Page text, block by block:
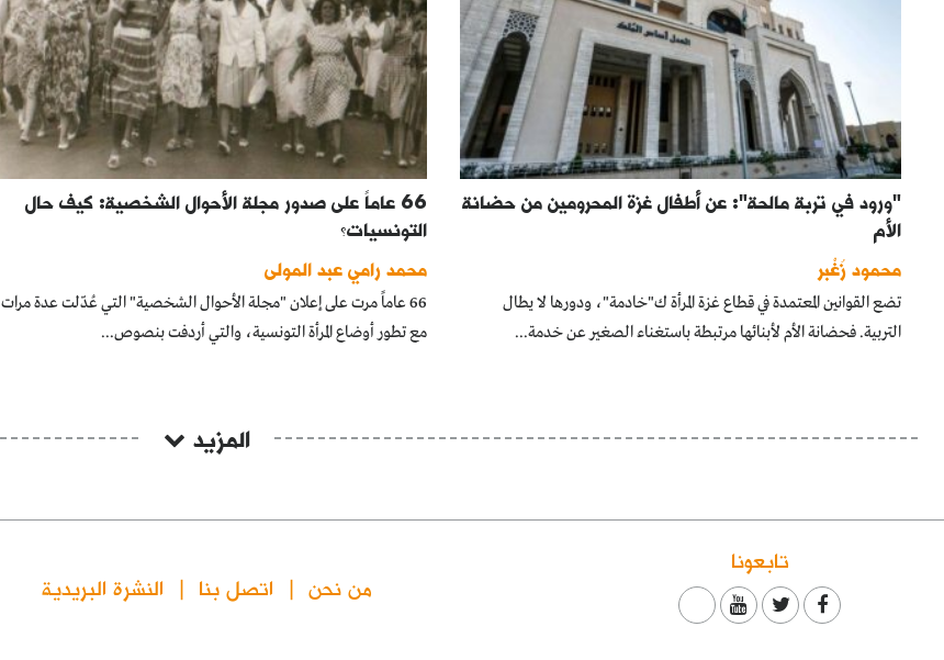
"ورود في تربة مالحة": عن أطفال غزة المحرومين من حضانة
الأم
محمود زُغْبر
تضع القوانين المعتمدة في قطاع غزة المرأة ك"خادمة"، ودورها لا يطال
التربية. فحضانة الأم لأبنائها مرتبطة باستغناء الصغير عن خدمة...
66 عاماً على صدور مجلة الأحوال الشخصية: كيف حال
التونسيات؟
محمد رامي عبد المولى
66 عاماً مرت على إعلان "مجلة الأحوال الشخصية" التي عُدّلت عدة مرات
مع تطور أوضاع المرأة التونسية، والتي أردفت بنصوص...
المزيد
تابعونا
من نحن
اتصل بنا النشرة البريدية